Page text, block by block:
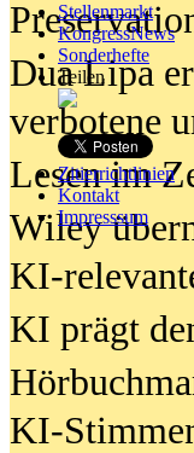
Stellenmarkt
KongressNews
Sonderhefte
Teilen
Zitierrichtlinien
Kontakt
Impresssum
Dua Lipa
verbotene
Lesen im
Wiley
KI-
KI prägt
KI-